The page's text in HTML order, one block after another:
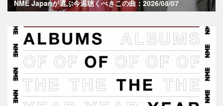
NME Japanが選ぶ今週聴くべきこの曲：2026/08/07